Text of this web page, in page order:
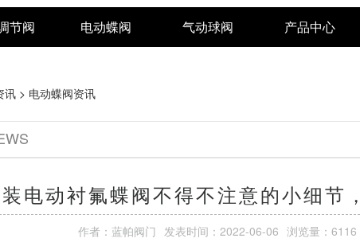
节阀 电动蝶阀 气动球阀 产品中心
讯 > 电动蝶阀资讯
电动衬氟蝶阀不得不注意的小细节
作者： 蓝帕阀门 发表时间： 2022-06-06 浏览量：6116